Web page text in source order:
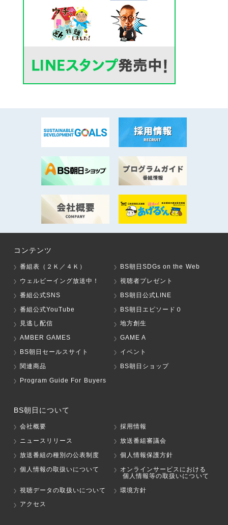
コンテンツ
番組表（２Ｋ／４Ｋ）
BS朝日SDGs on the Web
ウェルビーイング放送中！
視聴者プレゼント
番組公式SNS
BS朝日公式LINE
番組公式YouTube
BS朝日エピソード０
見逃し配信
地方創生
AMBER GAMES
GAME A
BS朝日セールスサイト
イベント
関連商品
BS朝日ショップ
Program Guide For Buyers
BS朝日について
会社概要
採用情報
ニュースリリース
放送番組審議会
放送番組の種別の公表制度
個人情報保護方針
個人情報の取扱いについて
オンラインサービスにおける
個人情報等の取扱いについて
視聴データの取扱いについて
環境方針
アクセス